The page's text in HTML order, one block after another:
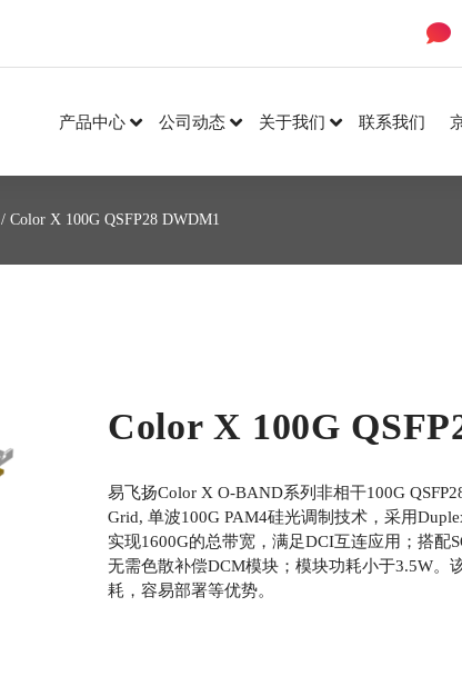
产品中心 公司动态 关于我们 联系我们
/ Color X 100G QSFP28 DWDM1
Color X 100G
易飞扬Color X O-BAND系列非相干100G
Grid, 单波100G PAM4硅光调制技术，采用
实现1600G的总带宽，满足DCI互连应用；搭配
无需色散补偿DCM模块；模块功耗小于3.5W。
耗，容易部署等优势。